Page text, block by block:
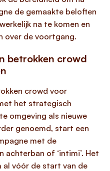
de gemaakte beloften
na te komen en
over de voortgang.
betrokken crowd
crowd voor
het strategisch
omgeving als nieuwe
genoemd, start een
met de
achterban of ‘intimi’. Het
vóór de start van de